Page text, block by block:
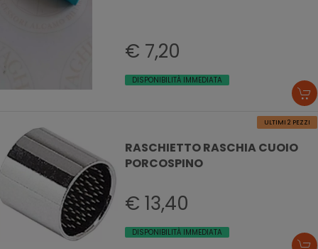
€ 7,20
DISPONIBILITÀ IMMEDIATA
ULTIMI 2 PEZZI
RASCHIETTO RASCHIA CUOIO
PORCOSPINO
€ 13,40
DISPONIBILITÀ IMMEDIATA